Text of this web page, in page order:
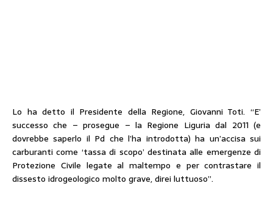
Lo ha detto il Presidente della Regione, Giovanni Toti. “E’
successo che – prosegue – la Regione Liguria dal 2011 (e
dovrebbe saperlo il Pd che l’ha introdotta) ha un’accisa sui
carburanti come ‘tassa di scopo’ destinata alle emergenze di
Protezione Civile legate al maltempo e per contrastare il
dissesto idrogeologico molto grave, direi luttuoso”.